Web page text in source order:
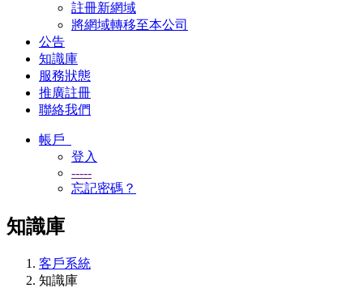
註冊新網域
將網域轉移至本公司
公告
知識庫
服務狀態
推廣註冊
聯絡我們
帳戶
登入
-----
忘記密碼？
知識庫
客戶系統
知識庫